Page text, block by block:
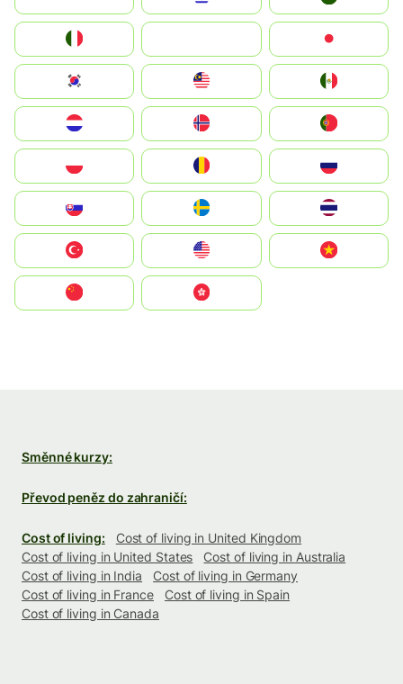
South Korea
United States
中國香港特別行政區
Směnné kurzy:
Převod peněz do zahraničí:
Cost of living:
Cost of living in United Kingdom
Cost of living in United States
Cost of living in Australia
Cost of living in India
Cost of living in Germany
Cost of living in France
Cost of living in Spain
Cost of living in Canada